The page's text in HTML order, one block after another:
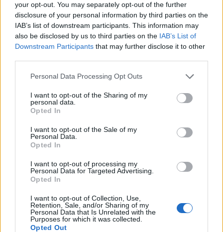
your opt-out. You may separately opt-out of the further
disclosure of your personal information by third parties on the
IAB’s list of downstream participants. This information may
also be disclosed by us to third parties on the IAB’s List of
Downstream Participants that may further disclose it to other
Personal Data Processing Opt Outs
I want to opt-out of the Sharing of my
personal data.
Opted In
I want to opt-out of the Sale of my
Personal Data.
Opted In
I want to opt-out of processing my
Personal Data for Targeted Advertising.
Opted In
I want to opt-out of Collection, Use,
Retention, Sale, and/or Sharing of my
Personal Data that Is Unrelated with the
Purposes for which it was collected.
Opted Out
transporte profundizará durante 2015 en las
actuaciones y objetivos instrumentales realizados
durante el año que concluye. Las líneas trazadas por la
compañía municipal se centran en la consolidación e
incremento en el número de usuarios del transporte
especial incidencia en el nuevo BonoGuagua; y
través de información en tiempo real del servicio en
distintos soportes, tanto en parada -donde se
incorporarán 39 nuevos postes/paneles- como a
través de dispositivos móviles de información en
tiempo real.
Municipales no sólo prevé mantener los actuales
niveles de empleo, lo que garantiza la estabilidad del
personal de la empresa, sino que a inicios de 2015
contratará a cinco nuevos conductores, lo que
aumentará la prestación del servicio en diferentes
servicios comerciales, como la activación de la Línea
26 durante los fines de semana o la mejora de la